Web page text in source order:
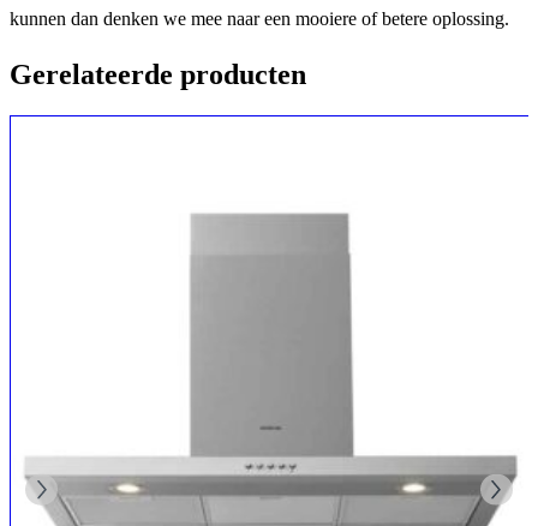
kunnen dan denken we mee naar een mooiere of betere oplossing.
Gerelateerde producten